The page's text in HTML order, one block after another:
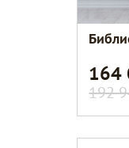
164
192